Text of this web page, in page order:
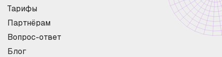
Тарифы
Партнёрам
Вопрос-ответ
Блог